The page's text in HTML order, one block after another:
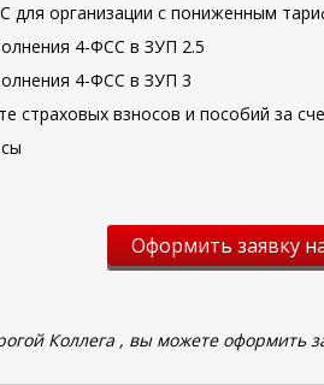
для организации с пониженным
4-ФСС в ЗУП 2.5
4-ФСС в ЗУП 3
страховых взносов и пособий за
Оформить заявку
Коллега , вы можете оформить